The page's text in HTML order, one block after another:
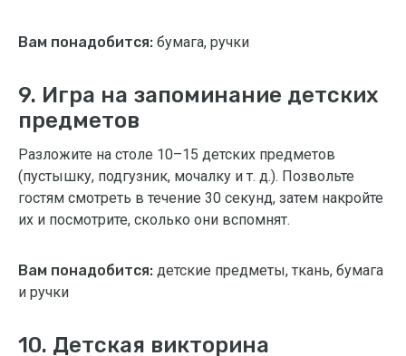
Вам понадобится: бумага, ручки
9. Игра на запоминание детских
предметов
Разложите на столе 10–15 детских предметов
(пустышку, подгузник, мочалку и т. д.). Позвольте
гостям смотреть в течение 30 секунд, затем накройте
их и посмотрите, сколько они вспомнят.
Вам понадобится: детские предметы, ткань, бумага
и ручки
10. Детская викторина